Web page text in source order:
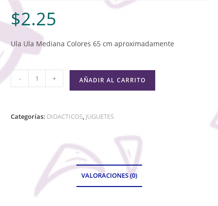
$2.25
Ula Ula Mediana Colores 65 cm aproximadamente
- + AÑADIR AL CARRITO
Categorías: DIDACTICOS, JUGUETES
VALORACIONES (0)